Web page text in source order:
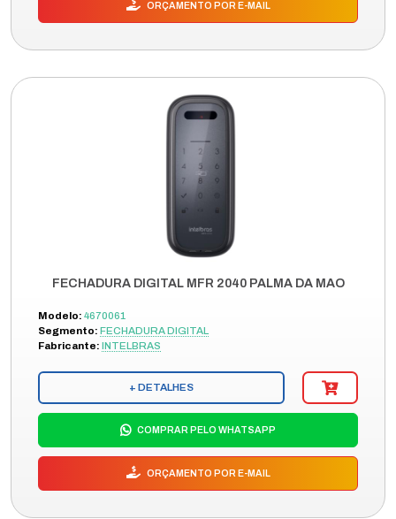
ORÇAMENTO POR E-MAIL
FECHADURA DIGITAL MFR 2040 PALMA DA MAO
Modelo: 4670061
Segmento: FECHADURA DIGITAL
Fabricante: INTELBRAS
+ DETALHES
COMPRAR PELO WHATSAPP
ORÇAMENTO POR E-MAIL